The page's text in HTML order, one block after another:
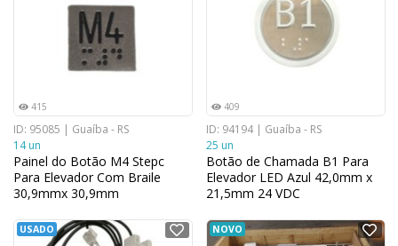
415
ID: 95085 | Guaíba - RS
14 un
Painel do Botão M4 Stepc
Para Elevador Com Braile
30,9mmx 30,9mm
409
ID: 94194 | Guaíba - RS
25 un
Botão de Chamada B1 Para
Elevador LED Azul 42,0mm x
21,5mm 24 VDC
USADO NOVO